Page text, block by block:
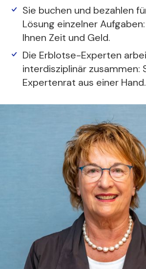
Sie buchen und bezahlen
Lösung einzelner
Ihnen Zeit und Geld.
Die Erblotse-Experten
interdisziplinär zusammen:
Expertenrat aus einer Hand.